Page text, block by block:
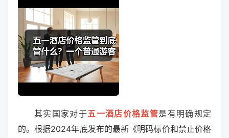
其实国家对于五一酒店价格监管是有明确规定
的。根据2024年底发布的最新《明码标价和禁止价格